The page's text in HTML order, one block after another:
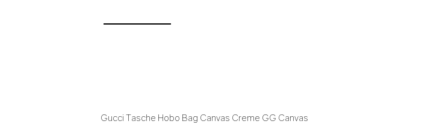
Gucci Tasche Hobo Bag Canvas Creme GG Canvas